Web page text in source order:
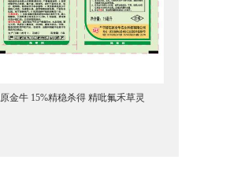
金牛 15%精稳杀得 精吡氟禾草灵